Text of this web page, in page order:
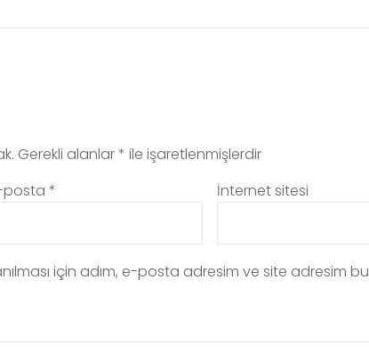
Gerekli alanlar* ile işaretlenmişlerdir
posta* İnternet sitesi
için adım, e-posta adresim ve site adresim bu